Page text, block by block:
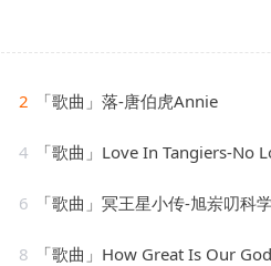
2 「歌曲」落-唐伯虎Annie
4 「歌曲」Love In Tangiers-No
6 「歌曲」冥王星小传-旭岽叨科学
8 「歌曲」How Great Is Our God-